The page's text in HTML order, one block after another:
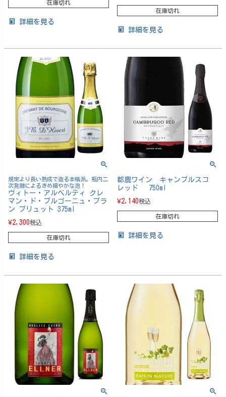
在庫切れ
詳細を見る
在庫切れ
詳細を見る
規定より長い熟成で造る本格派。瓶内二
次発酵によるきめ細やかな泡！
ヴィトー・アルベルティ クレ
マン・ド・ブルゴーニュ・ブラ
ン ブリュット 375ml
¥2,300税込
在庫切れ
詳細を見る
都農ワイン キャンブルスコ
レッド 750ml
¥2,140税込
在庫切れ
詳細を見る